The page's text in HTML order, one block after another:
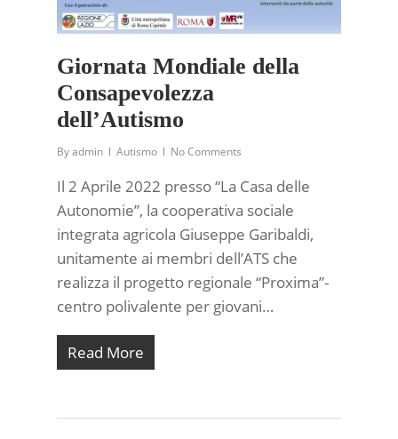
Giornata Mondiale della
Consapevolezza
dell’Autismo
Byadmin Autismo No Comments
Il 2 Aprile 2022 presso “La Casa delle
Autonomie”, la cooperativa sociale
integrata agricola Giuseppe Garibaldi,
unitamente ai membri dell’ATS che
realizza il progetto regionale “Proxima”-
centro polivalente per giovani…
Read More